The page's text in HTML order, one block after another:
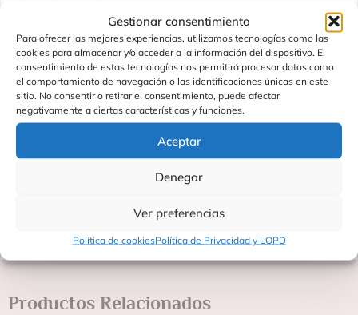
Gestionar consentimiento
Para ofrecer las mejores experiencias, utilizamos tecnologías como las
cookies para almacenar y/o acceder a la información del dispositivo. El
consentimiento de estas tecnologías nos permitirá procesar datos como
el comportamiento de navegación o las identificaciones únicas en este
sitio. No consentir o retirar el consentimiento, puede afectar
negativamente a ciertas características y funciones.
Aceptar
Denegar
Ver preferencias
Política de cookiesPolítica de Privacidad y LOPD
Ideal para recién nacidos y niños de todas las edades, Marcel
combina ternura, sostenibilidad y calidad, siendo un regalo
consciente y adorable.
?? Características del producto
?? Medidas: 40 cm aprox.
Productos Relacionados